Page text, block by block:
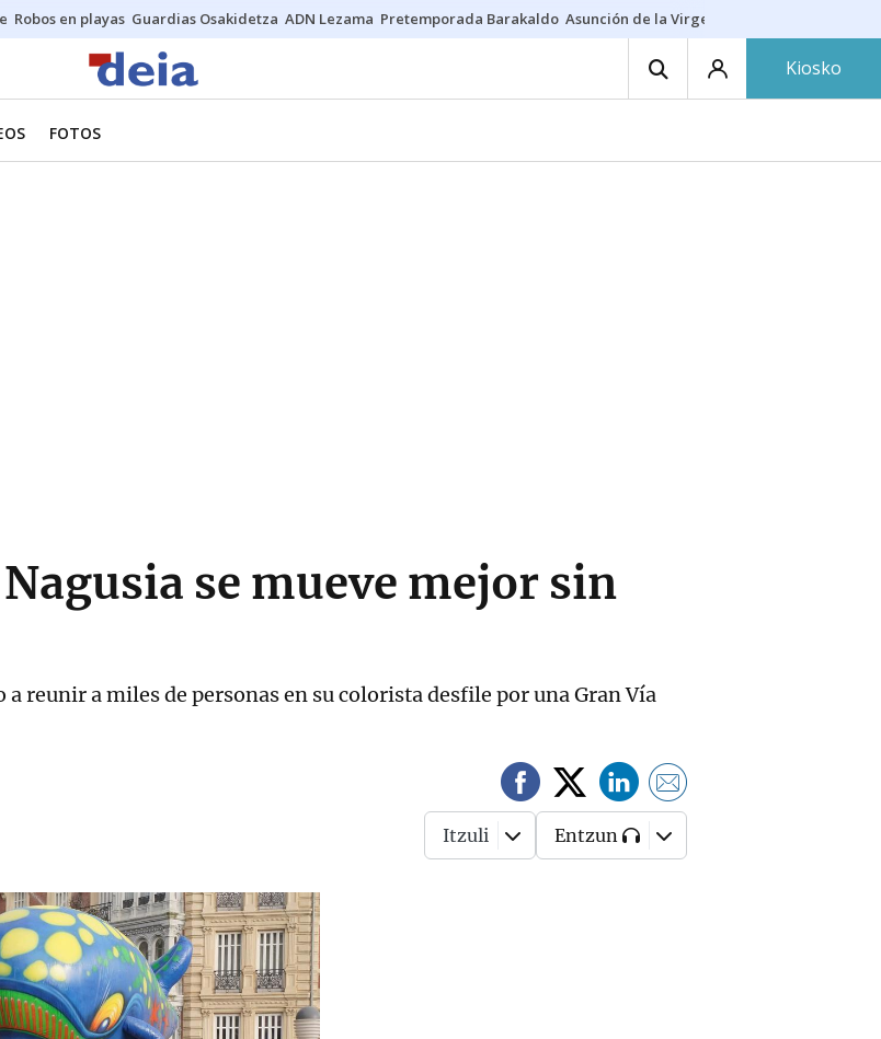
Robos en playas Guardias Osakidetza ADN Lezama Pretemporada Barakaldo Asunción de la Virgen
Kiosko
FOTOS
se mueve mejor sin
reunir a miles de personas en su colorista desfile por una Gran Vía
Itzuli Entzun